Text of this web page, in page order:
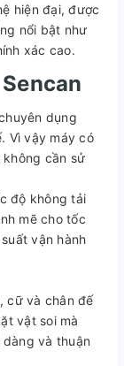
hiện đại, được
nổi bật như
xác cao.
dụng
Vì vậy máy có
cần sử
độ không tải
mẽ cho tốc
vận hành
cữ và chân đế
vật soi mà
và thuận